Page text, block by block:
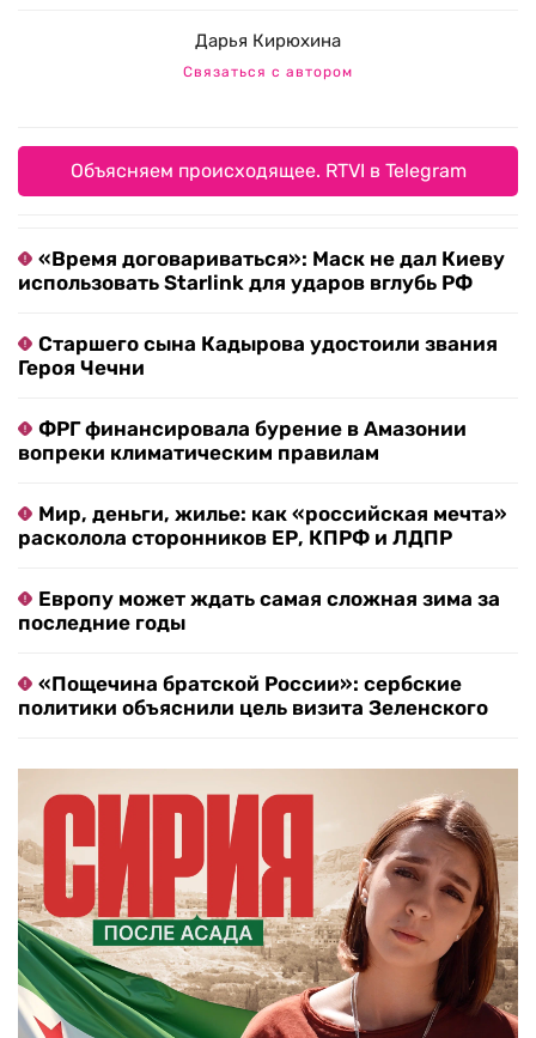
Дарья Кирюхина
Связаться с автором
Объясняем происходящее. RTVI в Telegram
«Время договариваться»: Маск не дал Киеву
использовать Starlink для ударов вглубь РФ
Старшего сына Кадырова удостоили звания
Героя Чечни
ФРГ финансировала бурение в Амазонии
вопреки климатическим правилам
Мир, деньги, жилье: как «российская мечта»
расколола сторонников ЕР, КПРФ и ЛДПР
Европу может ждать самая сложная зима за
последние годы
«Пощечина братской России»: сербские
политики объяснили цель визита Зеленского